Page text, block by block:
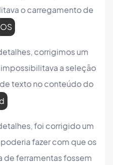
o carregamento de
corrigimos um
a seleção
texto no conteúdo do
foi corrigido um
fazer com que os
de ferramentas fossem